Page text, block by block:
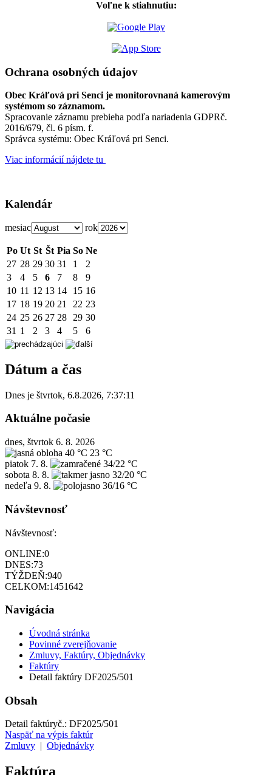
Voľne k stiahnutiu:
Ochrana osobných údajov
Obec Kráľová pri Senci je monitorovnaná kamerovým
systémom so záznamom.
Spracovanie záznamu prebieha podľa nariadenia GDPRč.
2016/679, čl. 6 písm. f.
Správca systému: Obec Kráľová pri Senci.
Viac informácií nájdete tu
Kalendár
mesiac rok
Po Ut St Št Pia So Ne
27 28 29 30 31 1
2
3
4 5 6 7 8
9
10 11 12 13 14 15 16
17 18 19 20 21 22 23
24 25 26 27 28 29 30
31 1 2 3 4 5 6
Dátum a čas
Dnes je štvrtok, 6.8.2026, 7:37:11
Aktuálne počasie
dnes, štvrtok 6. 8. 2026
40 °C 23 °C
piatok 7. 8.
34/22 °C
sobota 8. 8.
32/20 °C
nedeľa 9. 8. 36/16 °C
Návštevnosť
Návštevnosť:
ONLINE:0
DNES:73
TÝŽDEŇ:940
CELKOM:1451642
Navigácia
Úvodná stránka
Povinné zverejňovanie
Zmluvy, Faktúry, Objednávky
Faktúry
Detail faktúry DF2025/501
Obsah
Detail faktúryč.: DF2025/501
Naspäť na výpis faktúr
Zmluvy
Objednávky
Faktúra